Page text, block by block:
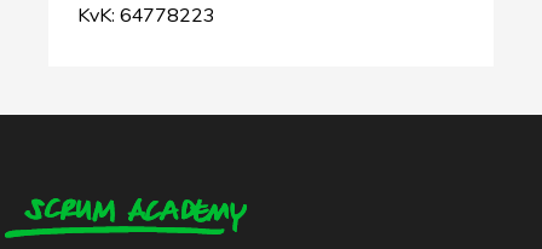
KvK: 64778223